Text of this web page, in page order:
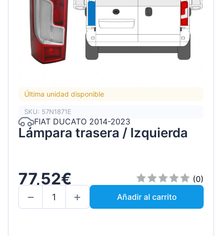
Última unidad disponible
SKU: 57N1871E
FIAT DUCATO 2014-2023
Lámpara trasera / Izquierda
77,52€
(0)
Añadir al carrito